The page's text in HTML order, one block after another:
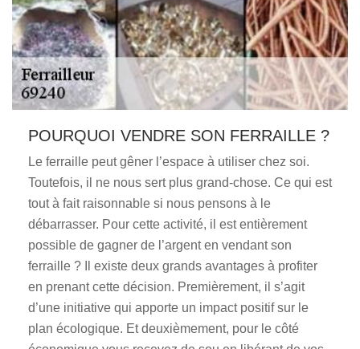
POURQUOI VENDRE SON FERRAILLE ?
Le ferraille peut gêner l’espace à utiliser chez soi.
Toutefois, il ne nous sert plus grand-chose. Ce qui est
tout à fait raisonnable si nous pensons à le
débarrasser. Pour cette activité, il est entièrement
possible de gagner de l’argent en vendant son
ferraille ? Il existe deux grands avantages à profiter
en prenant cette décision. Premièrement, il s’agit
d’une initiative qui apporte un impact positif sur le
plan écologique. Et deuxièmement, pour le côté